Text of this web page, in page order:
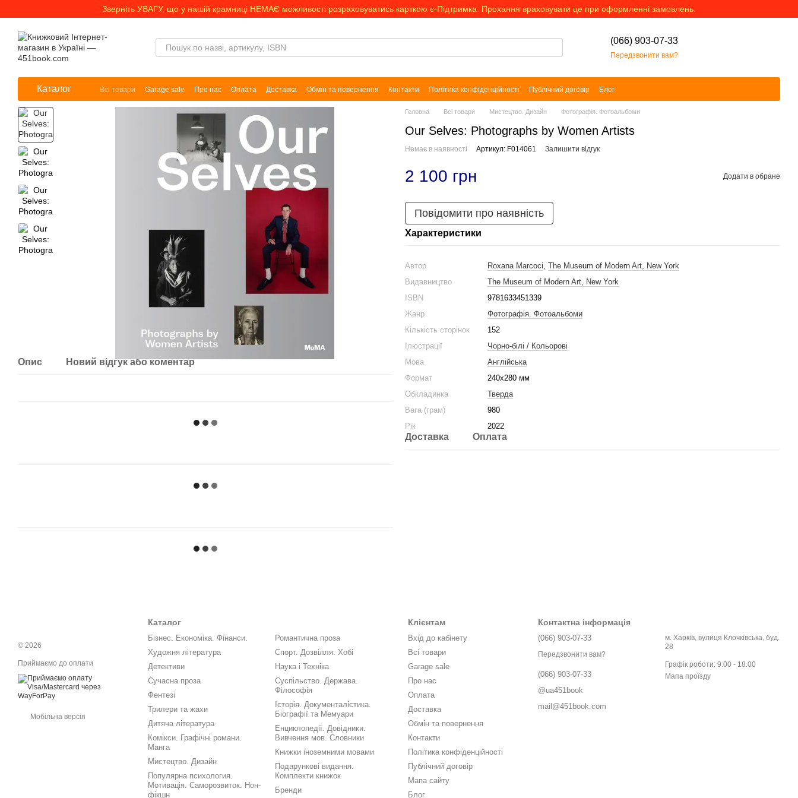
Перейти до основного контентуЗверніть УВАГУ, що у нашій крамниці НЕМАЄ можливості розраховуватись карткою є-Підтримка. Прохання враховувати це при оформленні замовлень.
(066) 903-07-33
Передзвонити вам?
Каталог Всі товари Garage sale Про нас Оплата Доставка Обмін та повернення Контакти Політика конфіденційності Публічний договір Блог
Опис Новий відгук або коментар
Головна Всі товари Мистецтво. Дизайн Фотографія. Фотоальбоми
Our Selves: Photographs by Women Artists
Немає в наявності Артикул: F014061 Залишити відгук
2 100 грн Додати в обране
Повідомити про наявність
Характеристики
Автор Roxana Marcoci, The Museum of Modern Art, New York
Видавництво
The Museum of Modern Art, New York
ISBN
9781633451339
Жанр
Фотографія. Фотоальбоми
Кількість сторінок
152
Ілюстрації
Чорно-білі / Кольорові
Мова
Англійська
Формат
240x280 мм
Обкладинка
Тверда
Вага (грам)
980
Рік
2022
Доставка Оплата
© 2026
Приймаємо до оплати
Мобільна версія
Каталог
Бізнес. Економіка. Фінанси.
Художня література
Детективи
Сучасна проза
Фентезі
Трилери та жахи
Дитяча література
Комікси. Графічні романи.
Манга
Мистецтво. Дизайн
Популярна психология.
Мотивація. Саморозвиток. Нон-
фікшн
Романтична проза
Спорт. Дозвілля. Хобі
Наука і Техніка
Суспільство. Держава.
Філософія
Історія. Документалістика.
Біографії та Мемуари
Енциклопедії. Довідники.
Вивчення мов. Словники
Книжки іноземними мовами
Подарункові видання.
Комплекти книжок
Бренди
Клієнтам
Вхід до кабінету
Всі товари
Garage sale
Про нас
Оплата
Доставка
Обмін та повернення
Контакти
Політика конфіденційності
Публічний договір
Мапа сайту
Блог
Контактна інформація
(066) 903-07-33
Передзвонити вам?
(066) 903-07-33
@ua451book
mail@451book.com
м. Харків, вулиця Клочківська, буд.
28
Графік роботи: 9.00 - 18.00
Мапа проїзду